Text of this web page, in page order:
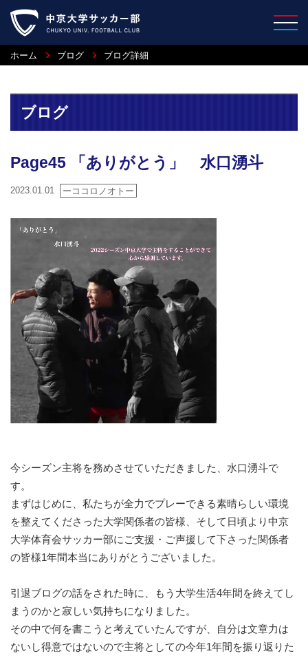
ホーム ブログ ブログ詳細
ブログ
Page45 「ありがとう」 水口湧斗
2023.01.01 ーココロノオトー
今シーズン主将を務めさせていただきました、水口湧斗で
す。
まずはじめに、私たちが全力でプレーできる素晴らしい環境
を整えてくださった大学関係者の皆様、そして日頃より中京
大学体育会サッカー部にご支援・ご声援して下さった関係者
の皆様1年間本当にありがとうございました。
引退ブログの話をされた時に、もう大学生活4年間を終えてし
まうのかと寂しい気持ちになりました。
その中で何を書こうと考えていたんですが、自分は文章力は
ないし得意ではないので主将としての今年1年間を振り返りた